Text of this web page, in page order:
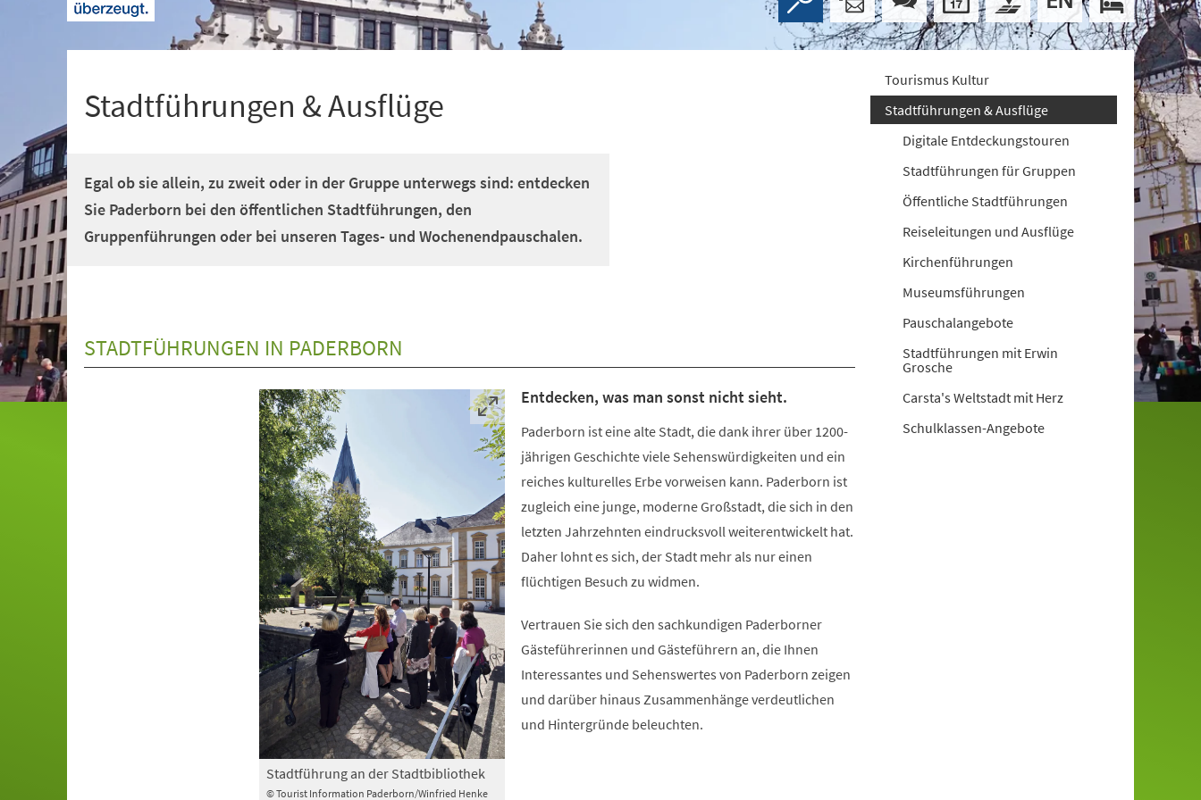
Stadtführungen & Ausflüge
Egal ob sie allein, zu zweit oder in der Gruppe unterwegs sind: entdecken
Sie Paderborn bei den öffentlichen Stadtführungen, den
Gruppenführungen oder bei unseren Tages- und Wochenendpauschalen.
STADTFÜHRUNGEN IN PADERBORN
© Tourist Information Paderborn/Winfried Henke
Stadtführung an der Stadtbibliothek
Entdecken, was man sonst nicht sieht.
Paderborn ist eine alte Stadt, die dank ihrer über 1200-
jährigen Geschichte viele Sehenswürdigkeiten und ein
reiches kulturelles Erbe vorweisen kann. Paderborn ist
zugleich eine junge, moderne Großstadt, die sich in den
letzten Jahrzehnten eindrucksvoll weiterentwickelt hat.
Daher lohnt es sich, der Stadt mehr als nur einen
flüchtigen Besuch zu widmen.
Vertrauen Sie sich den sachkundigen Paderborner
Gästeführerinnen und Gästeführern an, die Ihnen
Interessantes und Sehenswertes von Paderborn zeigen
und darüber hinaus Zusammenhänge verdeutlichen
und Hintergründe beleuchten.
Tourismus Kultur
Stadtführungen & Ausflüge
Digitale Entdeckungstouren
Stadtführungen für Gruppen
Öffentliche Stadtführungen
Reiseleitungen und Ausflüge
Kirchenführungen
Museumsführungen
Pauschalangebote
Stadtführungen mit Erwin
Grosche
Carsta's Weltstadt mit Herz
Schulklassen-Angebote